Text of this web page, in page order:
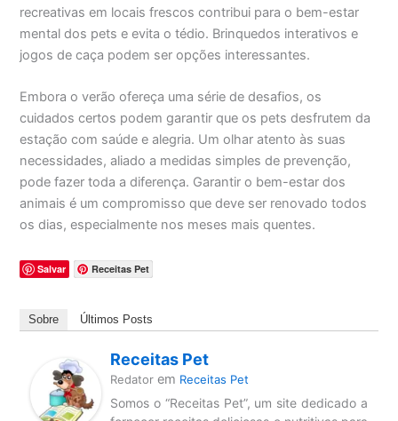
recreativas em locais frescos contribui para o bem-estar
mental dos pets e evita o tédio. Brinquedos interativos e
jogos de caça podem ser opções interessantes.
Embora o verão ofereça uma série de desafios, os
cuidados certos podem garantir que os pets desfrutem da
estação com saúde e alegria. Um olhar atento às suas
necessidades, aliado a medidas simples de prevenção,
pode fazer toda a diferença. Garantir o bem-estar dos
animais é um compromisso que deve ser renovado todos
os dias, especialmente nos meses mais quentes.
Salvar Receitas Pet
Sobre Últimos Posts
Receitas Pet
Redator em Receitas Pet
Somos o “Receitas Pet”, um site dedicado a